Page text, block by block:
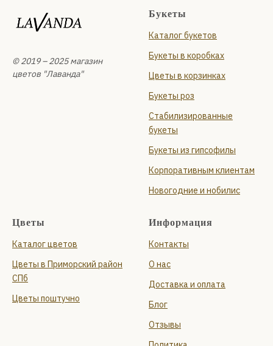
© 2019 – 2025 магазин
цветов "Лаванда"
Букеты
Каталог букетов
Букеты в коробках
Цветы в корзинках
Букеты роз
Стабилизированные
букеты
Букеты из гипсофилы
Корпоративным клиентам
Новогодние и нобилис
Цветы
Каталог цветов
Цветы в Приморский район
СПб
Цветы поштучно
Информация
Контакты
О нас
Доставка и оплата
Блог
Отзывы